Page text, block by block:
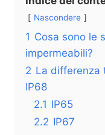
Nascondere
1 Cosa sono le
impermeabili?
2 La differenza
IP68
2.1 IP65
2.2 IP67